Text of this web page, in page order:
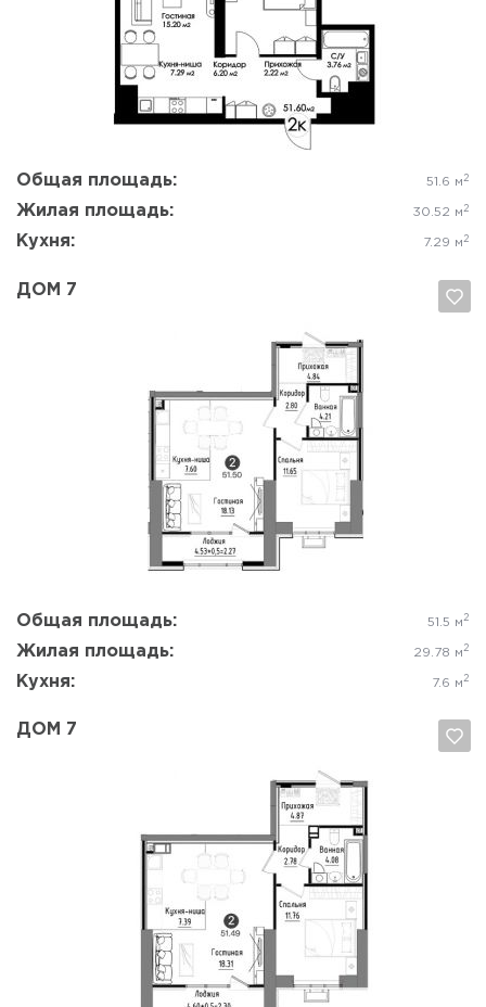
Общая площадь: 51.6 м 2
Жилая площадь: 30.52 м 2
Кухня: 7.29 м 2
Да, удалить Отмена
ДОМ 7
Общая площадь: 51.5 м 2
Жилая площадь: 29.78 м 2
Кухня: 7.6 м 2
Да, удалить Отмена
ДОМ 7
Да, удалить Отмена